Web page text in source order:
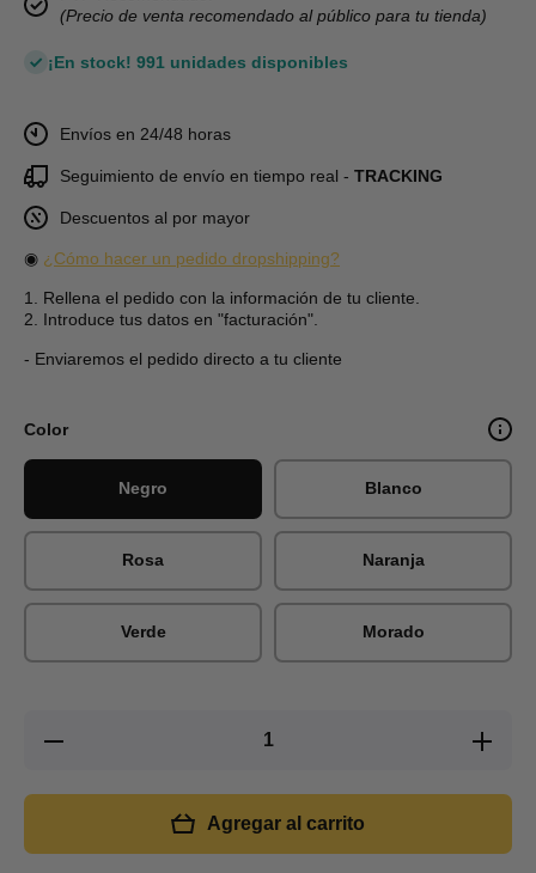
(Precio de venta recomendado al público para tu tienda)
¡En stock! 991 unidades disponibles
Envíos en 24/48 horas
Seguimiento de envío en tiempo real - TRACKING
Descuentos al por mayor
◉ ¿Cómo hacer un pedido dropshipping?
1. Rellena el pedido con la información de tu cliente.
2. Introduce tus datos en "facturación".
- Enviaremos el pedido directo a tu cliente
Color
Negro Blanco
Rosa Naranja
Verde Morado
V13 PLUS |
V13
Agregar al carrito